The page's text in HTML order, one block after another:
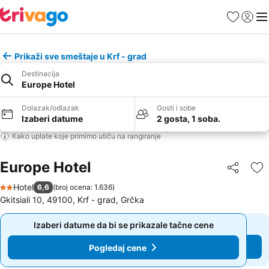
FavoritiPrijavi
Prikaži sve smeštaje u Krf - grad
Destinacija
Europe Hotel
Dolazak/odlazak
Izaberi datume
Gosti i sobe
2 gosta, 1 soba.
Kako uplate koje primimo utiču na rangiranje
Europe Hotel Deli
2 Zvezdice
Hotel 6,6 (broj ocena: 1.636)
Gkitsiali 10, 49100, Krf - grad, Grčka
Izaberi datume da bi se prikazale tačne cene
Pogledaj cene
Izaberi datume da bi se prikazale tačne cene
Pogledaj cene